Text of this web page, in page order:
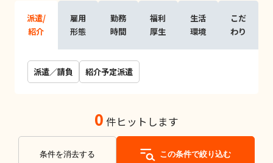
派遣/
紹介
雇用
形態
勤務
時間
福利
厚生
生活
環境
こだ
わり
派遣／請負 紹介予定派遣
0 件ヒットします
条件を消去する この条件で絞り込む